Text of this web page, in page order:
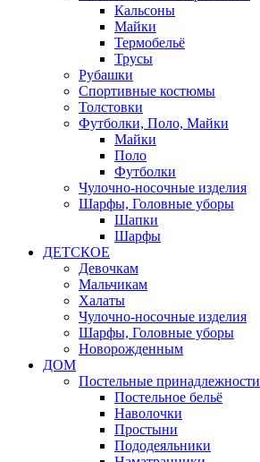
Кальсоны
Майки
Термобельё
Трусы
Рубашки
Спортивные костюмы
Толстовки
Футболки, Поло, Майки
Майки
Поло
Футболки
Чулочно-носочные изделия
Шарфы, Головные уборы
Шапки
Шарфы
ДЕТСКОЕ
Девочкам
Мальчикам
Халаты
Чулочно-носочные изделия
Шарфы, Головные уборы
Новорожденным
ДОМ
Постельные принадлежности
Постельное бельё
Наволочки
Простыни
Пододеяльники